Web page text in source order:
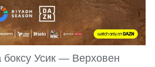
боксу Усик — Верховен